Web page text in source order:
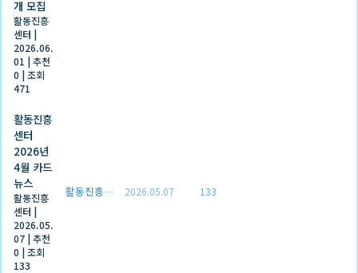
개 모집
활동진흥
센터 |
2026.06.
01 |추천
0 |조회
471
활동진흥
센터
2026년
4월 카드
뉴스
활동진흥
센터 |
2026.05.
07 |추천
0 |조회
133
활동진흥센터 2026.05.07 133